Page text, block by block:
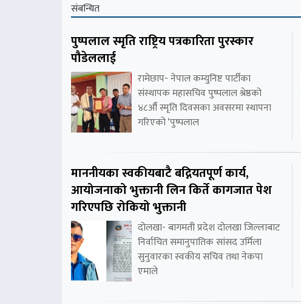
संबन्धित
पुष्पलाल स्मृति राष्ट्रिय पत्रकारिता पुरस्कार
पौडेललाई
रामेछाप- नेपाल कम्युनिष्ट पार्टीका
संस्थापक महासचिव पुष्पलाल श्रेष्ठको
४८औँ स्मृति दिवसका अवसरमा स्थापना
गरिएको ‘पुष्पलाल
माननीयका स्वकीयबाटै बद्नियतपूर्ण कार्य,
आयोजनाको भुक्तानी लिन किर्ते कागजात पेश
गरिएपछि रोकियो भुक्तानी
दोलखा- बागमती प्रदेश दोलखा जिल्लाबाट
निर्वाचित समानुपातिक सांसद उर्मिला
सुनुवारका स्वकीय सचिव तथा नेकपा
एमाले